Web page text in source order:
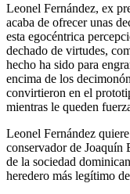
Leonel Fernández, ex
acaba de ofrecer unas
esta egocéntrica
dechado de virtudes,
hecho ha sido para
encima de los
convirtieron en el
mientras le queden
Leonel Fernández
conservador de Joaquín
de la sociedad
heredero más legítimo